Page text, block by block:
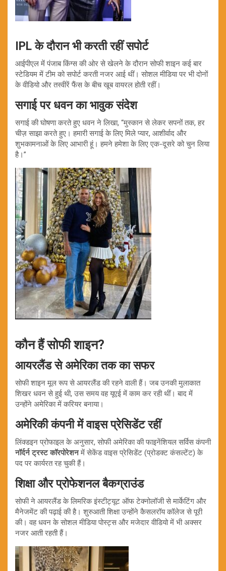
IPL के दौरान भी करती रहीं सपोर्ट
आईपीएल में पंजाब किंग्स की ओर से खेलने के दौरान सोफी शाइन कई बार
स्टेडियम में टीम को सपोर्ट करती नजर आई थीं। सोशल मीडिया पर भी दोनों
के वीडियो और तस्वीरें फैंस के बीच खूब वायरल होती रहीं।
सगाई पर धवन का भावुक संदेश
सगाई की घोषणा करते हुए धवन ने लिखा, “मुस्कान से लेकर सपनों तक, हर
चीज़ साझा करते हुए। हमारी सगाई के लिए मिले प्यार, आशीर्वाद और
शुभकामनाओं के लिए आभारी हूं। हमने हमेशा के लिए एक-दूसरे को चुन लिया
है।”
कौन हैं सोफी शाइन?
आयरलैंड से अमेरिका तक का सफर
सोफी शाइन मूल रूप से आयरलैंड की रहने वाली हैं। जब उनकी मुलाकात
शिखर धवन से हुई थी, उस समय वह यूएई में काम कर रही थीं। बाद में
उन्होंने अमेरिका में करियर बनाया।
अमेरिकी कंपनी में वाइस प्रेसिडेंट रहीं
लिंक्डइन प्रोफाइल के अनुसार, सोफी अमेरिका की फाइनेंशियल सर्विस कंपनी
नॉर्दर्न ट्रस्ट कॉरपोरेशनमें सेकेंड वाइस प्रेसिडेंट (प्रोडक्ट कंसल्टेंट) के
पद पर कार्यरत रह चुकी हैं।
शिक्षा और प्रोफेशनल बैकग्राउंड
सोफी ने आयरलैंड के लिमरिक इंस्टीट्यूट ऑफ टेक्नोलॉजी से मार्केटिंग और
मैनेजमेंट की पढ़ाई की है। शुरुआती शिक्षा उन्होंने कैसलरॉय कॉलेज से पूरी
की। वह धवन के सोशल मीडिया पोस्ट्स और मजेदार वीडियो में भी अक्सर
नजर आती रहती हैं।